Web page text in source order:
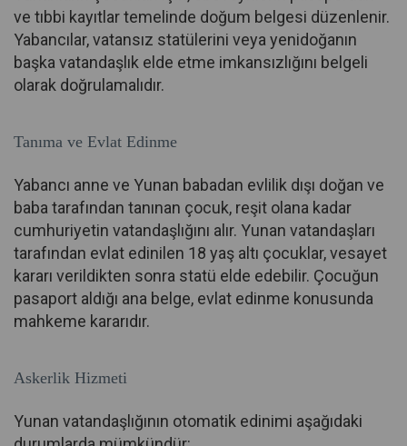
ve tıbbi kayıtlar temelinde doğum belgesi düzenlenir.
Yabancılar, vatansız statülerini veya yenidoğanın
başka vatandaşlık elde etme imkansızlığını belgeli
olarak doğrulamalıdır.
Tanıma ve Evlat Edinme
Yabancı anne ve Yunan babadan evlilik dışı doğan ve
baba tarafından tanınan çocuk, reşit olana kadar
cumhuriyetin vatandaşlığını alır. Yunan vatandaşları
tarafından evlat edinilen 18 yaş altı çocuklar, vesayet
kararı verildikten sonra statü elde edebilir. Çocuğun
pasaport aldığı ana belge, evlat edinme konusunda
mahkeme kararıdır.
Askerlik Hizmeti
Yunan vatandaşlığının otomatik edinimi aşağıdaki